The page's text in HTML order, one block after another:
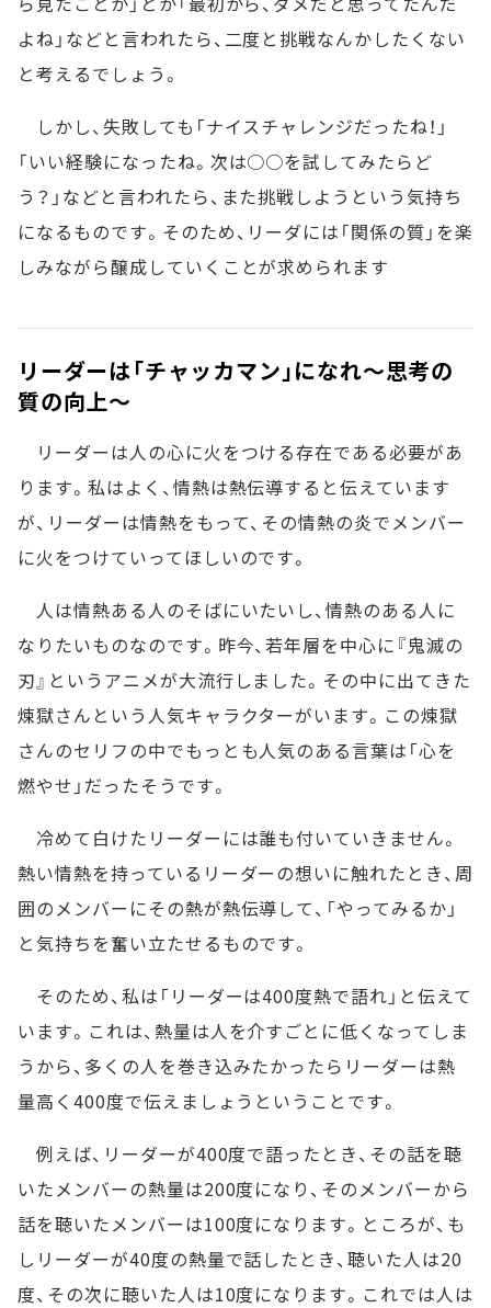
よね」などと言われたら、二度と挑戦なんかしたくない
と考えるでしょう。
しかし、失敗しても「ナイスチャレンジだったね！」
「いい経験になったね。次は○○を試してみたらど
う？」などと言われたら、また挑戦しようという気持ち
になるものです。そのため、リーダには「関係の質」を楽
しみながら醸成していくことが求められます
リーダーは「チャッカマン」になれ～思考の
質の向上～
リーダーは人の心に火をつける存在である必要があ
ります。私はよく、情熱は熱伝導すると伝えています
が、リーダーは情熱をもって、その情熱の炎でメンバー
に火をつけていってほしいのです。
人は情熱ある人のそばにいたいし、情熱のある人に
なりたいものなのです。昨今、若年層を中心に『鬼滅の
刃』というアニメが大流行しました。その中に出てきた
煉獄さんという人気キャラクターがいます。この煉獄
さんのセリフの中でもっとも人気のある言葉は「心を
燃やせ」だったそうです。
冷めて白けたリーダーには誰も付いていきません。
熱い情熱を持っているリーダーの想いに触れたとき、周
囲のメンバーにその熱が熱伝導して、「やってみるか」
と気持ちを奮い立たせるものです。
そのため、私は「リーダーは400度熱で語れ」と伝えて
います。これは、熱量は人を介すごとに低くなってしま
うから、多くの人を巻き込みたかったらリーダーは熱
量高く400度で伝えましょうということです。
例えば、リーダーが400度で語ったとき、その話を聴
いたメンバーの熱量は200度になり、そのメンバーから
話を聴いたメンバーは100度になります。ところが、も
しリーダーが40度の熱量で話したとき、聴いた人は20
度、その次に聴いた人は10度になります。これでは人は